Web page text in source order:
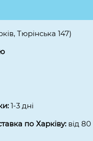
Тюрінська 147)
1-3 дні
по Харківу: від 80